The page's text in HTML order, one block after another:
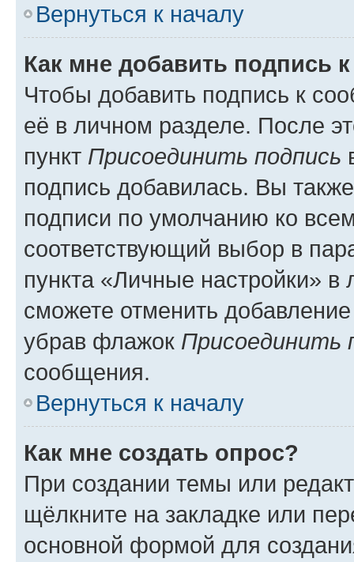
Вернуться к началу
Как мне добавить подпись
Чтобы добавить подпись к
её в личном разделе. После
пункт Присоединить подпись
подпись добавилась. Вы
подписи по умолчанию ко
соответствующий выбор в
пункта «Личные настройки»
сможете отменить
убрав флажок Присоединить
сообщения.
Вернуться к началу
Как мне создать опрос?
При создании темы или
щёлкните на закладке или
основной формой для